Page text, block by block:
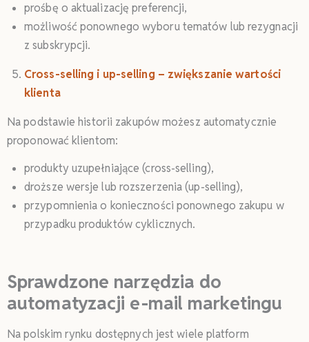
prośbę o aktualizację preferencji,
możliwość ponownego wyboru tematów lub rezygnacji
z subskrypcji.
Cross-selling i up-selling – zwiększanie wartości
klienta
Na podstawie historii zakupów możesz automatycznie
proponować klientom:
produkty uzupełniające (cross-selling),
droższe wersje lub rozszerzenia (up-selling),
przypomnienia o konieczności ponownego zakupu w
przypadku produktów cyklicznych.
Sprawdzone narzędzia do
automatyzacji e-mail marketingu
Na polskim rynku dostępnych jest wiele platform